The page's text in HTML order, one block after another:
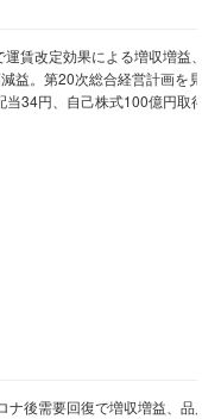
賃改定効果による増収増益、
益。第20次総合経営計画を見
34円、自己株式100億円取得
後需要回復で増収増益、品川